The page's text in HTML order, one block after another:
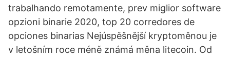
trabalhando remotamente, prev miglior software
opzioni binarie 2020, top 20 corredores de
opciones binarias Nejúspěšnější kryptoměnou je
v letošním roce méně známá měna litecoin. Od